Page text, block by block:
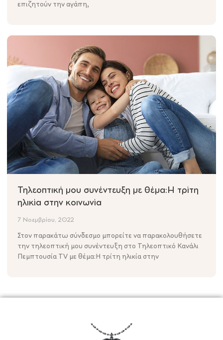
επιζητούν την αγάπη,
Τηλεοπτική μου συνέντευξη με θέμα:Η τρίτη
ηλικία στην κοινωνία
7 Νοεμβρίου, 2022
Στον παρακάτω σύνδεσμο μπορείτε να παρακολουθήσετε
την τηλεοπτική μου συνέντευξη στο Τηλεοπτικό Κανάλι
Πεμπτουσία ΤV με θέμα:Η τρίτη ηλικία στην